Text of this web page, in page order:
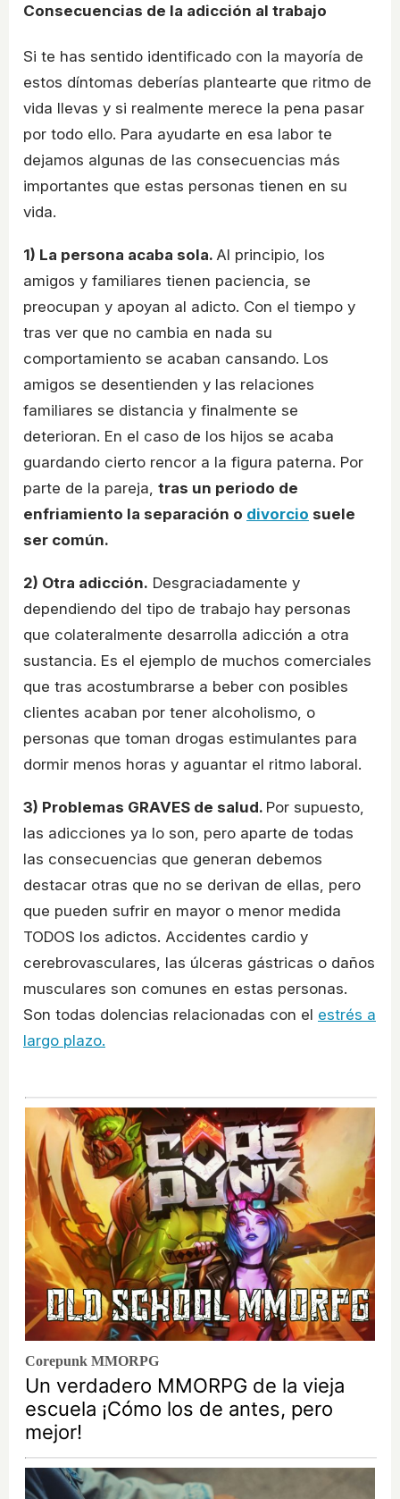
Consecuencias de la adicción al trabajo
Si te has sentido identificado con la mayoría de
estos díntomas deberías plantearte que ritmo de
vida llevas y si realmente merece la pena pasar
por todo ello. Para ayudarte en esa labor te
dejamos algunas de las consecuencias más
importantes que estas personas tienen en su
vida.
1) La persona acaba sola. Al principio, los
amigos y familiares tienen paciencia, se
preocupan y apoyan al adicto. Con el tiempo y
tras ver que no cambia en nada su
comportamiento se acaban cansando. Los
amigos se desentienden y las relaciones
familiares se distancia y finalmente se
deterioran. En el caso de los hijos se acaba
guardando cierto rencor a la figura paterna. Por
parte de la pareja, tras un periodo de
enfriamiento la separación o divorcio suele
ser común.
2) Otra adicción. Desgraciadamente y
dependiendo del tipo de trabajo hay personas
que colateralmente desarrolla adicción a otra
sustancia. Es el ejemplo de muchos comerciales
que tras acostumbrarse a beber con posibles
clientes acaban por tener alcoholismo, o
personas que toman drogas estimulantes para
dormir menos horas y aguantar el ritmo laboral.
3) Problemas GRAVES de salud. Por supuesto,
las adicciones ya lo son, pero aparte de todas
las consecuencias que generan debemos
destacar otras que no se derivan de ellas, pero
que pueden sufrir en mayor o menor medida
TODOS los adictos. Accidentes cardio y
cerebrovasculares, las úlceras gástricas o daños
musculares son comunes en estas personas.
Son todas dolencias relacionadas con el estrés a
largo plazo.
Corepunk MMORPG
Un verdadero MMORPG de la vieja
escuela ¡Cómo los de antes, pero
mejor!